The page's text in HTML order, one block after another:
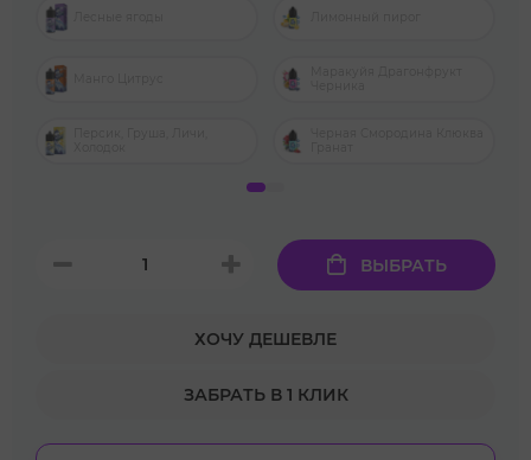
ВЫБРАТЬ
ХОЧУ ДЕШЕВЛЕ
ЗАБРАТЬ В 1 КЛИК